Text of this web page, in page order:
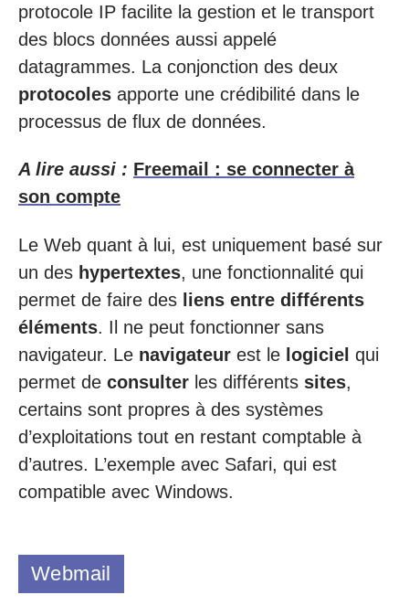
protocole IP facilite la gestion et le transport
des blocs données aussi appelé
datagrammes. La conjonction des deux
protocoles apporte une crédibilité dans le
processus de flux de données.
A lire aussi : Freemail : se connecter à
son compte
Le Web quant à lui, est uniquement basé sur
un des hypertextes, une fonctionnalité qui
permet de faire des liens entre différents
éléments. Il ne peut fonctionner sans
navigateur. Le navigateur est le logiciel qui
permet de consulter les différents sites,
certains sont propres à des systèmes
d’exploitations tout en restant comptable à
d’autres. L’exemple avec Safari, qui est
compatible avec Windows.
Webmail